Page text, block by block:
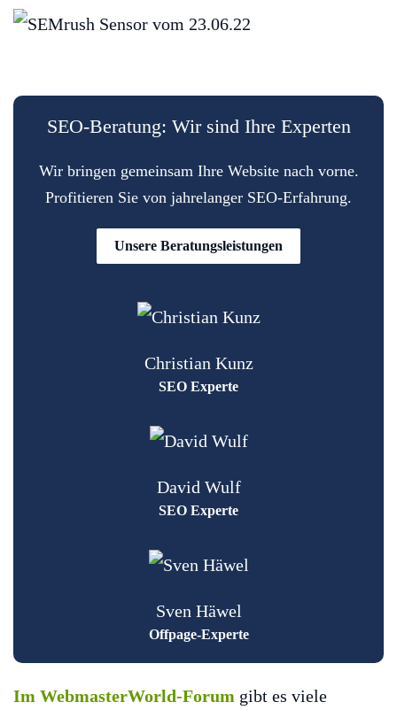
SEO-Beratung: Wir sind Ihre Experten
Wir bringen gemeinsam Ihre Website nach vorne.
Profitieren Sie von jahrelanger SEO-Erfahrung.
Unsere Beratungsleistungen
Christian Kunz
SEO Experte
David Wulf
SEO Experte
Sven Häwel
Offpage-Experte
Im WebmasterWorld-Forum gibt es viele